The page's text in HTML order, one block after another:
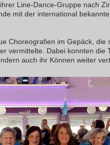
Line-Dance-Gruppe nach
mit der international
Choreografien im Gepäck, die
vermittelte. Dabei konnten die
auch ihr Können weiter